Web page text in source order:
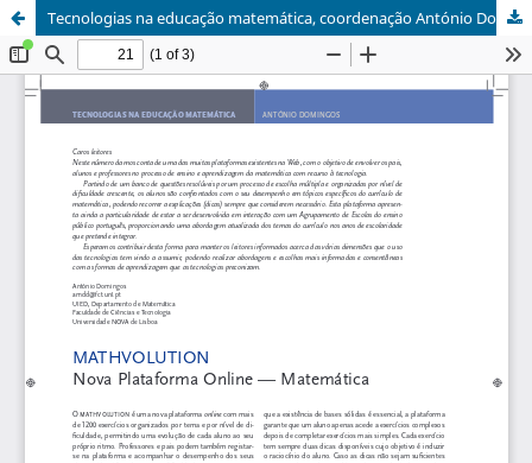
Tecnologias na educação matemática, coordenação António Domingos